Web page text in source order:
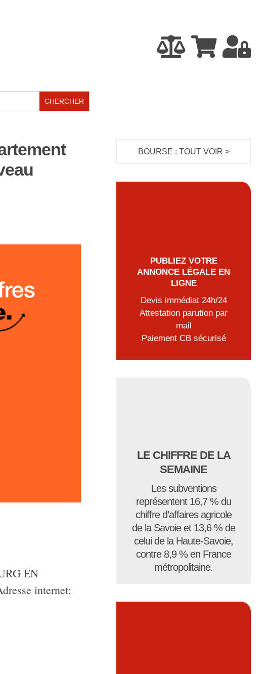
  
EN
internet:
BOURSE : TOUT VOIR >
PUBLIEZ VOTRE
ANNONCE LÉGALE EN
LIGNE
Devis immédiat 24h/24
Attestation parution par
mail
Paiement CB sécurisé
LE CHIFFRE DE LA
SEMAINE
Les subventions
représentent 16,7 % du
chiffre d’affaires agricole
de la Savoie et 13,6 % de
celui de la Haute-Savoie,
contre 8,9 % en France
métropolitaine.